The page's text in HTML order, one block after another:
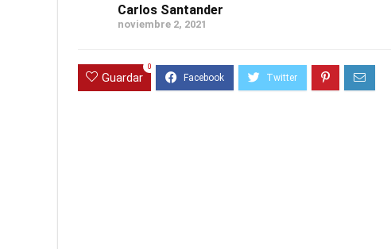
Carlos Santander
noviembre 2, 2021
Guardar
0